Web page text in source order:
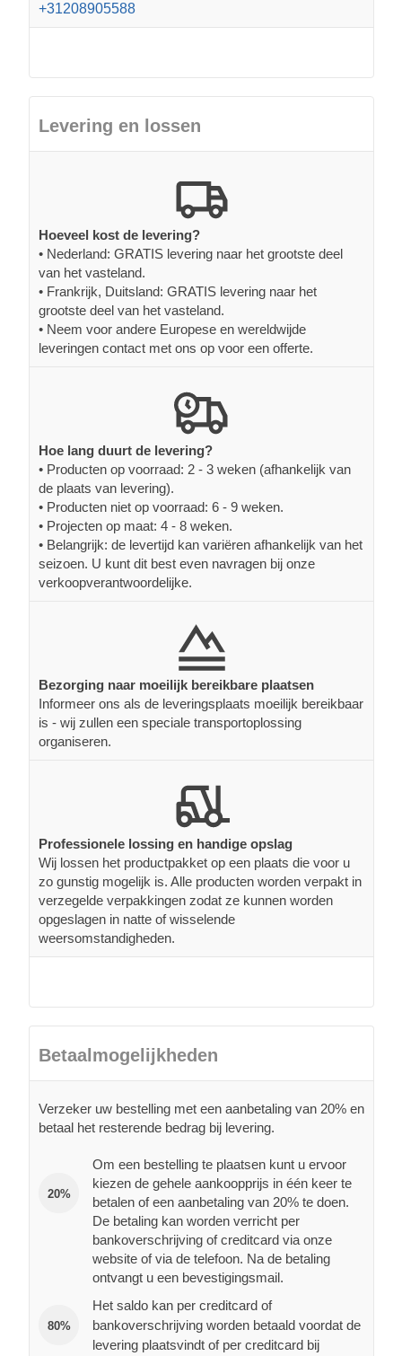
+31208905588
Levering en lossen
Hoeveel kost de levering?
• Nederland: GRATIS levering naar het grootste deel
van het vasteland.
• Frankrijk, Duitsland: GRATIS levering naar het
grootste deel van het vasteland.
• Neem voor andere Europese en wereldwijde
leveringen contact met ons op voor een offerte.
Hoe lang duurt de levering?
• Producten op voorraad: 2 - 3 weken (afhankelijk van
de plaats van levering).
• Producten niet op voorraad: 6 - 9 weken.
• Projecten op maat: 4 - 8 weken.
• Belangrijk: de levertijd kan variëren afhankelijk van het
seizoen. U kunt dit best even navragen bij onze
verkoopverantwoordelijke.
Bezorging naar moeilijk bereikbare plaatsen
Informeer ons als de leveringsplaats moeilijk bereikbaar
is - wij zullen een speciale transportoplossing
organiseren.
Professionele lossing en handige opslag
Wij lossen het productpakket op een plaats die voor u
zo gunstig mogelijk is. Alle producten worden verpakt in
verzegelde verpakkingen zodat ze kunnen worden
opgeslagen in natte of wisselende
weersomstandigheden.
Betaalmogelijkheden
Verzeker uw bestelling met een aanbetaling van 20% en
betaal het resterende bedrag bij levering.
20%
Om een bestelling te plaatsen kunt u ervoor
kiezen de gehele aankoopprijs in één keer te
betalen of een aanbetaling van 20% te doen.
De betaling kan worden verricht per
bankoverschrijving of creditcard via onze
website of via de telefoon. Na de betaling
ontvangt u een bevestigingsmail.
80%
Het saldo kan per creditcard of
bankoverschrijving worden betaald voordat de
levering plaatsvindt of per creditcard bij